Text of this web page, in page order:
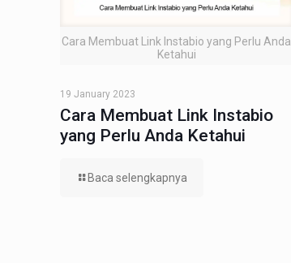
Cara Membuat Link Instabio yang Perlu Anda
Ketahui
19 January 2023
Cara Membuat Link Instabio
yang Perlu Anda Ketahui
Baca selengkapnya